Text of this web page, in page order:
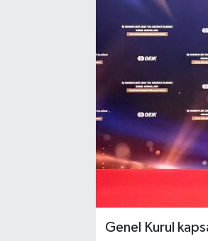
Genel Kurul